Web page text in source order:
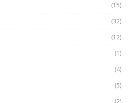
(15)
(32)
(12)
(1)
(4)
(5)
(2)